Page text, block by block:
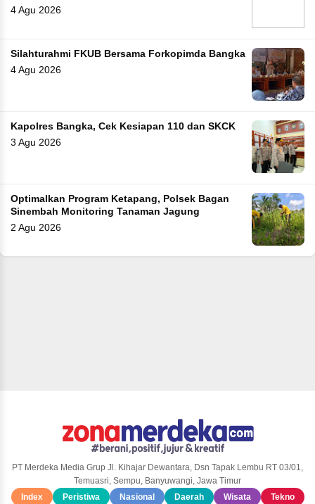
4 Agu 2026
Silahturahmi FKUB Bersama Forkopimda Bangka
4 Agu 2026
Kapolres Bangka, Cek Kesiapan 110 dan SKCK
3 Agu 2026
Optimalkan Program Ketapang, Polsek Bagan
Sinembah Monitoring Tanaman Jagung
2 Agu 2026
PT Merdeka Media Grup Jl. Kihajar Dewantara, Dsn Tapak Lembu RT 03/01,
Temuasri, Sempu, Banyuwangi, Jawa Timur
Index
Peristiwa Nasional Daerah Wisata Tekno